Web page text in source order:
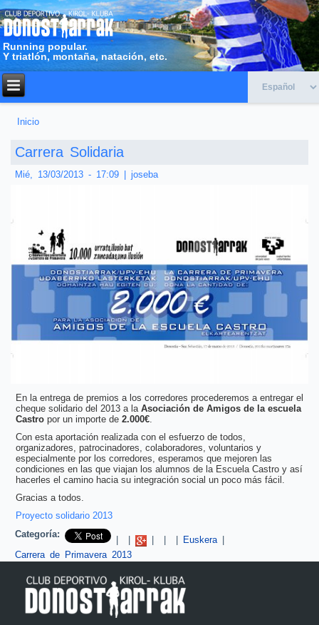
Running popular.
Y triatlón, montaña, natación, etc.
Inicio
Carrera Solidaria
Mié, 13/03/2013 - 17:09| joseba
En la entrega de premios a los corredores procederemos a entregar el
cheque solidario del 2013 a la Asociación de Amigos de la escuela
Castro por un importe de 2.000€.
Con esta aportación realizada con el esfuerzo de todos,
organizadores, patrocinadores, colaboradores, voluntarios y
especialmente por los corredores, esperamos que mejoren las
condiciones en las que viajan los alumnos de la Escuela Castro y así
hacerles el camino hacia su integración social un poco más fácil.
Gracias a todos.
Proyecto solidario 2013
|
Pinterest
Euskera|
Categoría:
Carrera de Primavera 2013